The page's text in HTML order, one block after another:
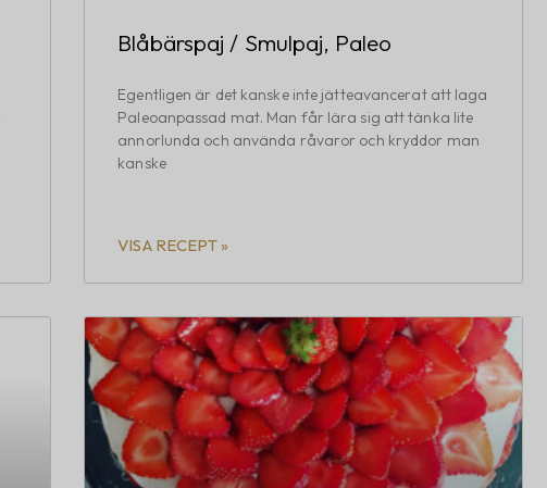
Blåbärspaj / Smulpaj, Paleo
Egentligen är det kanske inte jätteavancerat att laga
Paleoanpassad mat. Man får lära sig att tänka lite
annorlunda och använda råvaror och kryddor man
kanske
VISA RECEPT »